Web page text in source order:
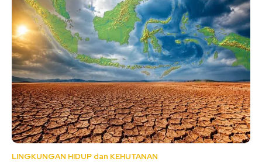
LINGKUNGAN HIDUP dan KEHUTANAN